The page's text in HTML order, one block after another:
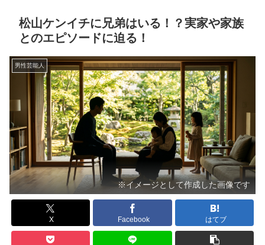
松山ケンイチに兄弟はいる！？実家や家族
とのエピソードに迫る！
男性芸能人
※イメージとして作成した画像です
X Facebook はてブ